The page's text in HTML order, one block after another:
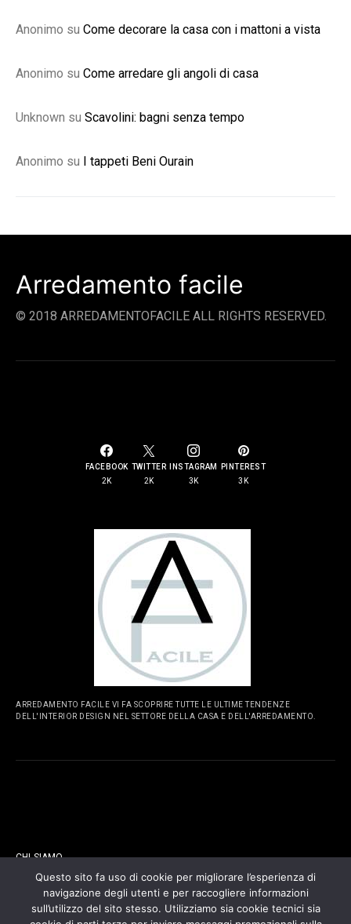
Anonimo su Come decorare la casa con i mattoni a vista
Anonimo su Come arredare gli angoli di casa
Unknown su Scavolini: bagni senza tempo
Anonimo su I tappeti Beni Ourain
Arredamento facile
© 2018 ARREDAMENTOFACILE ALL RIGHTS RESERVED.
FACEBOOK
2K
TWITTER
2K
INSTAGRAM
3K
PINTEREST
3K
ARREDAMENTO FACILE VI FA SCOPRIRE TUTTE LE ULTIME TENDENZE
DELL'INTERIOR DESIGN NEL SETTORE DELLA CASA E DELL'ARREDAMENTO.
CHI SIAMO
CONTATTI
Questo sito fa uso di cookie per migliorare l’esperienza di
navigazione degli utenti e per raccogliere informazioni
sull’utilizzo del sito stesso. Utilizziamo sia cookie tecnici sia